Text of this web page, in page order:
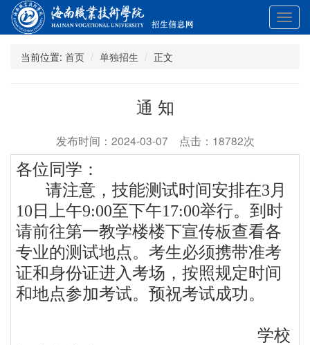
展
开
当前位置: 首页 单独招生 正文
通 知
发布时间：2024-03-07 点击：18782次
各位同学：
请注意，技能测试时间安排在3月
10日上午9:00至下午17:00举行。到时
请前往第一教学楼楼下宣传板查看各
专业的测试地点。考生必须携带准考
证和身份证进入考场，按照规定时间
和地点参加考试。预祝考试成功。
学校